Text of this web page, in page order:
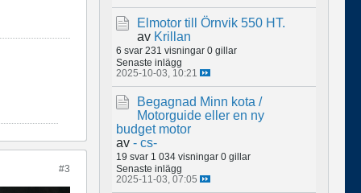
#3
Elmotor till Örnvik 550 HT.
av Krillan
6 svar 231 visningar 0 gillar
Senaste inlägg
2025-10-03, 10:21
Begagnad Minn kota /
Motorguide eller en ny
budget motor
av - cs-
19 svar 1 034 visningar 0 gillar
Senaste inlägg
2025-11-03, 07:05